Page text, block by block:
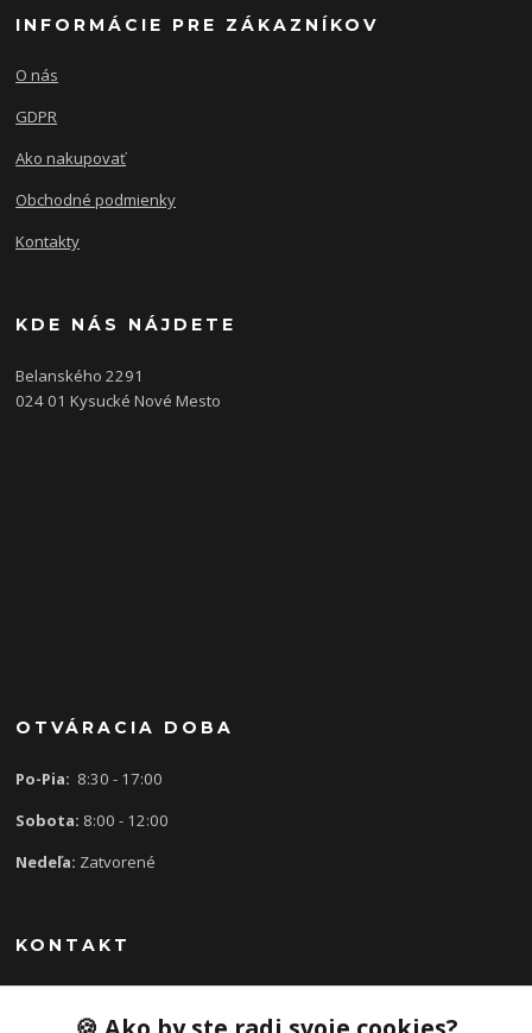
INFORMÁCIE PRE ZÁKAZNÍKOV
O nás
GDPR
Ako nakupovať
Obchodné podmienky
Kontakty
KDE NÁS NÁJDETE
Belanského 2291
024 01 Kysucké Nové Mesto
OTVÁRACIA DOBA
Po-Pia: 8:30 - 17:00
Sobota: 8:00 - 12:00
Nedeľa: Zatvorené
KONTAKT
0907 613 939